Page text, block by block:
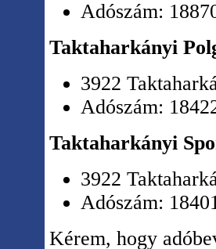
Adószám:
Taktaharkányi
3922
Adószám:
Taktaharkányi
3922
Adószám:
Kérem, hogy